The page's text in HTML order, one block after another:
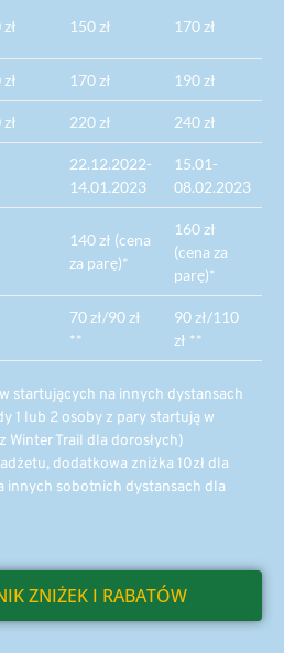
150 zł 170 zł
170 zł 190 zł
220 zł 240 zł
22.12.2022-
14.01.2023
15.01-
08.02.2023
140 zł (cena
za parę)*
160 zł
(cena za
parę)*
70 zł/90 zł
**
90 zł/110
zł **
startujących na innych dystansach
1 lub 2 osoby z pary startują w
Winter Trail dla dorosłych)
dodatkowa zniżka 10zł dla
innych sobotnich dystansach dla
ZNIŻEK I RABATÓW